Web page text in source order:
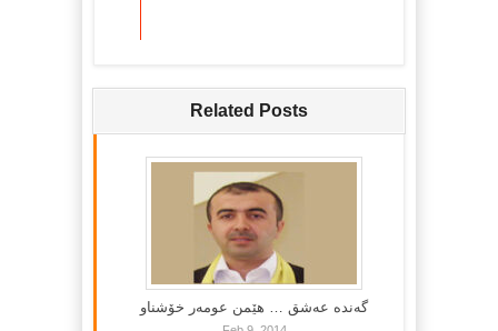
Related Posts
گه‌نده‌ عه‌شق … هێمن عومه‌ر خۆشناو